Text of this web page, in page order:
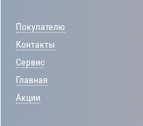
Покупателю
Контакты
Сервис
Главная
Акции